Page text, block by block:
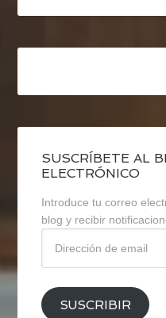
SUSCRÍBETE AL
ELECTRÓNICO
Introduce tu correo
blog y recibir
email
SUSCRIBIR